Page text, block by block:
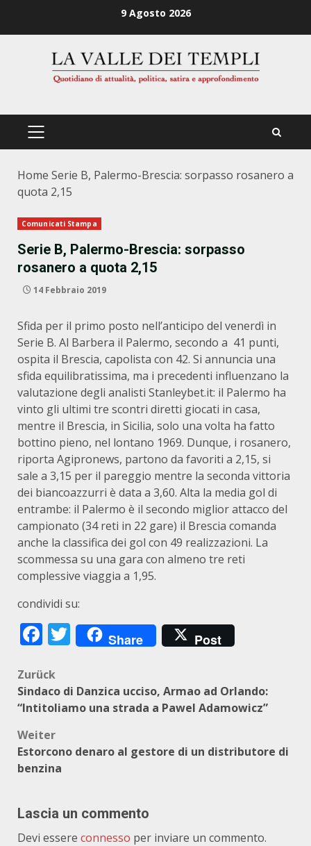
9 Agosto 2026
PRIMÄRES
Home Serie B, Palermo-Brescia: sorpasso rosanero a
quota 2,15
Comunicati Stampa
Serie B, Palermo-Brescia: sorpasso
rosanero a quota 2,15
14 Febbraio 2019
Sfida per il primo posto nell’anticipo del venerdì in
Serie B. Al Barbera il Palermo, secondo a 41 punti,
ospita il Brescia, capolista con 42. Si annuncia una
sfida equilibratissima, ma i precedenti influenzano la
valutazione degli analisti Stanleybet.it: il Palermo ha
vinto gli ultimi tre scontri diretti giocati in casa,
mentre il Brescia, in Sicilia, solo una volta ha fatto
bottino pieno, nel lontano 1969. Dunque, i rosanero,
riporta Agipronews, partono da favoriti a 2,15, si
sale a 3,15 per il pareggio mentre la seconda vittoria
dei biancoazzurri è data a 3,60. Alta la media gol di
entrambe: il Palermo è il secondo miglior attacco del
campionato (34 reti in 22 gare) il Brescia comanda
anche la classifica dei gol con 49 realizzazioni. La
scommessa su una gara con almeno tre reti
complessive viaggia a 1,95.
condividi su:
Facebook
Twitter
Share Post
Beitragsnavigation
Zurück
Sindaco di Danzica ucciso, Armao ad Orlando:
“Intitoliamo una strada a Pawel Adamowicz”
Weiter
Estorcono denaro al gestore di un distributore di
benzina
Lascia un commento
Devi essere connesso per inviare un commento.